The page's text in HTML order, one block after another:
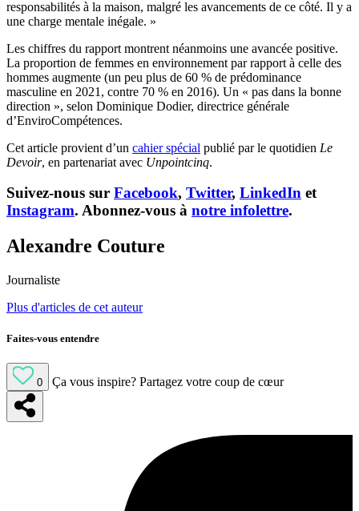
responsabilités à la maison, malgré les avancements de ce côté. Il y a
une charge mentale inégale. »
Les chiffres du rapport montrent néanmoins une avancée positive.
La proportion de femmes en environnement par rapport à celle des
hommes augmente (un peu plus de 60 % de prédominance
masculine en 2021, contre 70 % en 2016). Un « pas dans la bonne
direction », selon Dominique Dodier, directrice générale
d’EnviroCompétences.
Cet article provient d’un cahier spécial publié par le quotidien Le
Devoir, en partenariat avec Unpointcinq.
Suivez-nous sur Facebook, Twitter, LinkedIn et
Instagram. Abonnez-vous à notre infolettre.
Alexandre Couture
Journaliste
Plus d'articles de cet auteur
Faites-vous entendre
0 Ça vous inspire? Partagez votre coup de cœur